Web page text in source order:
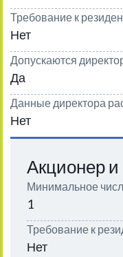
Требование к
Нет
Допускаются
Да
Данные директора
Нет
Акционер
Минимальное
1
Требование к
Нет